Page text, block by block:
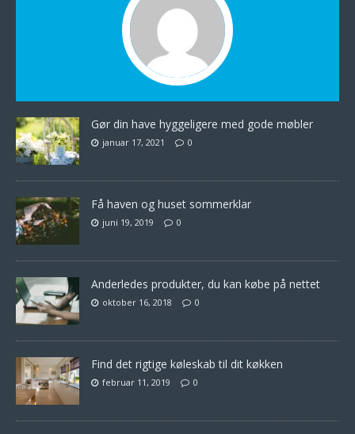
Gør din have hyggeligere med gode møbler
januar 17, 2021 0
Få haven og huset sommerklar
juni 19, 2019 0
Anderledes produkter, du kan købe på nettet
oktober 16, 2018 0
Find det rigtige køleskab til dit køkken
februar 11, 2019 0